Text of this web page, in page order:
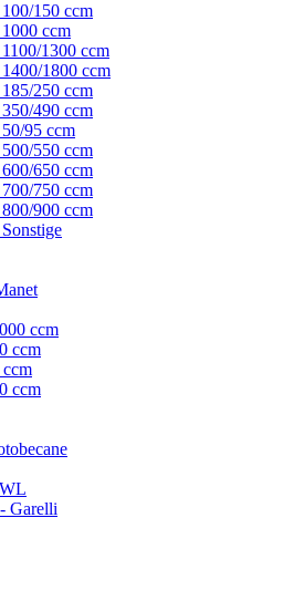
150 ccm
ccm
1300 ccm
1800 ccm
250 ccm
490 ccm
95 ccm
550 ccm
650 ccm
750 ccm
900 ccm
ccm
ccm
ccm
Garelli